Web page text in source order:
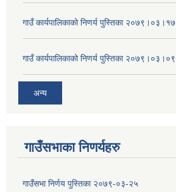
गाउँ कार्यपालिकाको निणर्य पुस्तिका २०७९।०३।१७
गाउँ कार्यपालिकाको निणर्य पुस्तिका २०७९।०३।०९
अन्य
गाउँसभाका निणर्यहरु
गाउँसभा निर्णय पुस्तिका २०७९-०३-२५